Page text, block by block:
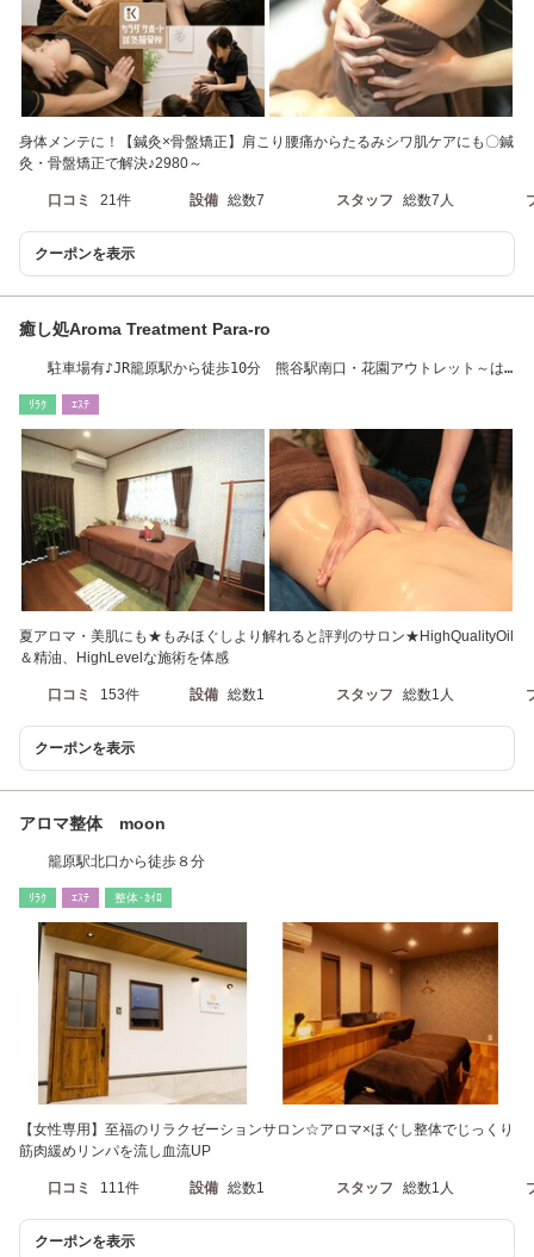
身体メンテに！【鍼灸×骨盤矯正】肩こり腰痛からたるみシワ肌ケアにも〇鍼
灸・骨盤矯正で解決♪2980～
口コミ 21件 設備 総数7 スタッフ 総数7人
クーポンを表示
癒し処Aroma Treatment Para-ro
駐車場有♪JR籠原駅から徒歩10分 熊谷駅南口・花園アウトレット～は
ﾘﾗｸ ｴｽﾃ
夏アロマ・美肌にも★もみほぐしより解れると評判のサロン★HighQualityOil
＆精油、HighLevelな施術を体感
口コミ 153件 設備 総数1 スタッフ 総数1人
クーポンを表示
アロマ整体 moon
籠原駅北口から徒歩８分
ﾘﾗｸ ｴｽﾃ 整体･ｶｲﾛ
【女性専用】至福のリラクゼーションサロン☆アロマ×ほぐし整体でじっくり
筋肉緩めリンパを流し血流UP
口コミ 111件 設備 総数1 スタッフ 総数1人
クーポンを表示